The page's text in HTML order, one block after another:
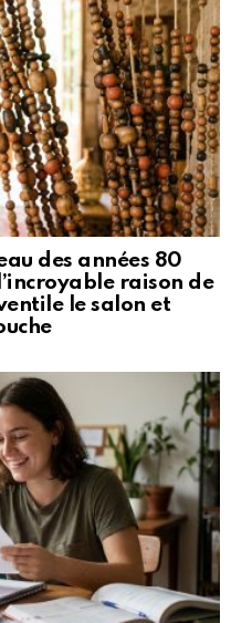
des années 80
raison de
le salon et